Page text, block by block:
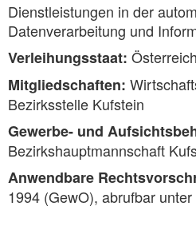
Dienstleistungen in der
Datenverarbeitung und
Verleihungsstaat: Österreich
Mitgliedschaften:
Bezirksstelle Kufstein
Gewerbe- und
Bezirkshauptmannschaft
Anwendbare
1994 (GewO), abrufbar